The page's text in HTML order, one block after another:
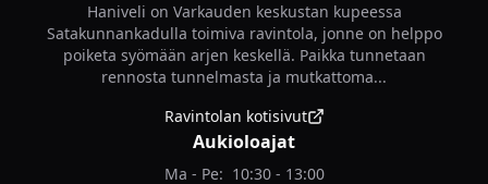
Haniveli on Varkauden keskustan kupeessa
Satakunnankadulla toimiva ravintola, jonne on helppo
poiketa syömään arjen keskellä. Paikka tunnetaan
rennosta tunnelmasta ja mutkattoma...
Ravintolan kotisivut
Aukioloajat
Ma - Pe: 10:30 - 13:00